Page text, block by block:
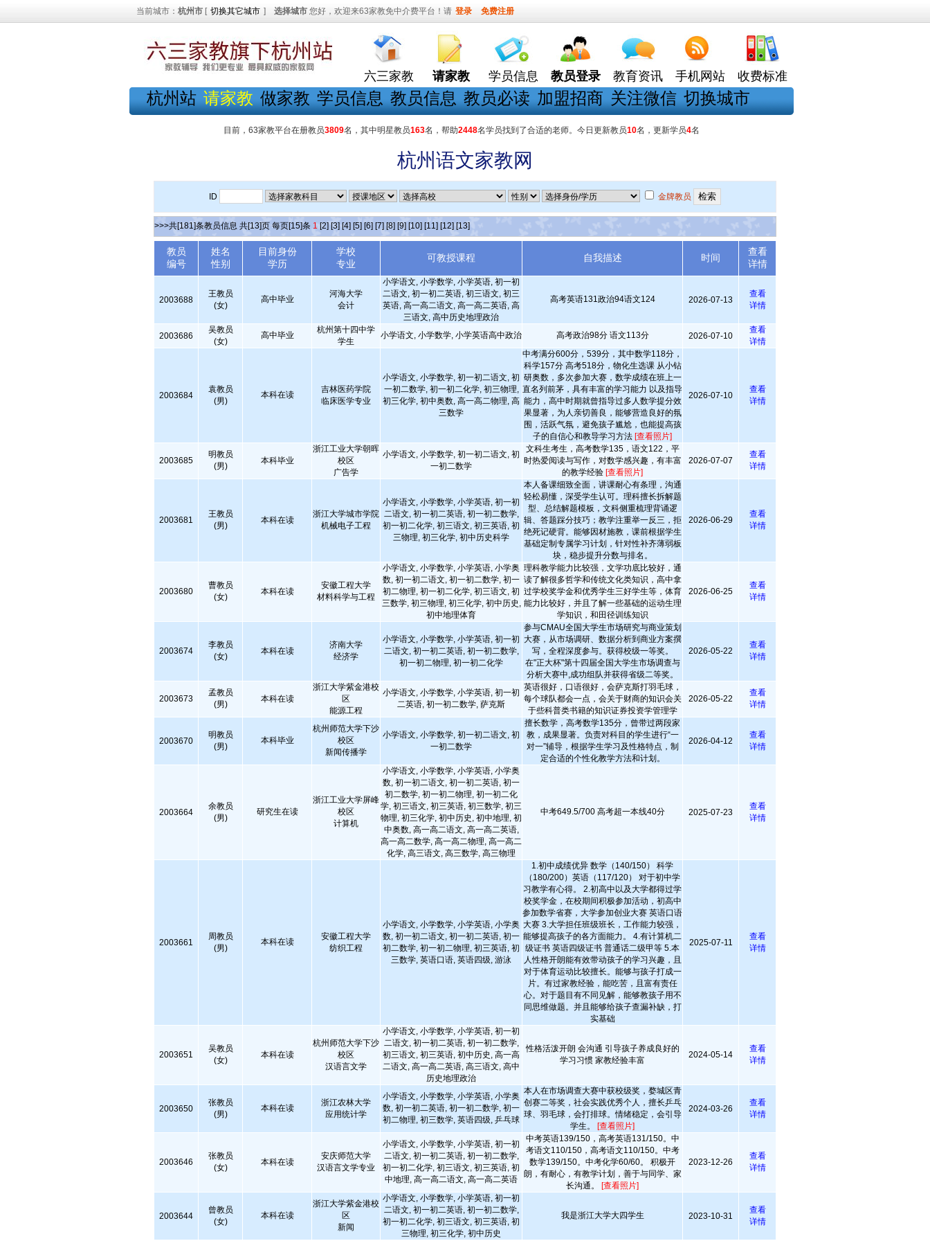
当前城市： 杭州市 [ 切换其它城市 ] 选择城市 您好，欢迎来63家教免中介费平台！请 登录 免费注册
六三家教 请家教 学员信息 教员登录 教育资讯 手机网站 收费标准
杭州站 请家教 做家教 学员信息 教员信息 教员必读 加盟招商 关注微信 切换城市
目前，63家教平台在册教员3809名，其中明星教员163名，帮助2448名学员找到了合适的老师。今日更新教员10名，更新学员4名
杭州语文家教网
ID 金牌教员
>>>共[181]条教员信息 共[13]页 每页[15]条 1 [2] [3] [4] [5] [6] [7] [8] [9] [10] [11] [12] [13]
教员
编号
姓名
性别
目前身份
学历
学校
专业
可教授课程 自我描述 时间
查看
详情
2003688
王教员
(女)
高中毕业
河海大学
会计
小学语文, 小学数学, 小学英语, 初一初
二语文, 初一初二英语, 初三语文, 初三
英语, 高一高二语文, 高一高二英语, 高
三语文, 高中历史地理政治
高考英语131政治94语文124 2026-07-13
查看
详情
2003686
吴教员
(女)
高中毕业
杭州第十四中学
学生
小学语文, 小学数学, 小学英语高中政治 高考政治98分 语文113分 2026-07-10
查看
详情
2003684
袁教员
(男)
本科在读
吉林医药学院
临床医学专业
小学语文, 小学数学, 初一初二语文, 初
一初二数学, 初一初二化学, 初三物理,
初三化学, 初中奥数, 高一高二物理, 高
三数学
中考满分600分，539分，其中数学118分，
科学157分 高考518分，物化生选课 从小钻
研奥数，多次参加大赛，数学成绩在班上一
直名列前茅，具有丰富的学习能力 以及指导
能力，高中时期就曾指导过多人数学提分效
果显著，为人亲切善良，能够营造良好的氛
围，活跃气氛，避免孩子尴尬，也能提高孩
子的自信心和教导学习方法 [查看照片]
2026-07-10
查看
详情
2003685
明教员
(男)
本科毕业
浙江工业大学朝晖
校区
广告学
小学语文, 小学数学, 初一初二语文, 初
一初二数学
文科生考生，高考数学135，语文122，平
时热爱阅读与写作，对数学感兴趣，有丰富
的教学经验 [查看照片]
2026-07-07
查看
详情
2003681
王教员
(男)
本科在读
浙江大学城市学院
机械电子工程
小学语文, 小学数学, 小学英语, 初一初
二语文, 初一初二英语, 初一初二数学,
初一初二化学, 初三语文, 初三英语, 初
三物理, 初三化学, 初中历史科学
本人备课细致全面，讲课耐心有条理，沟通
轻松易懂，深受学生认可。理科擅长拆解题
型、总结解题模板，文科侧重梳理背诵逻
辑、答题踩分技巧；教学注重举一反三，拒
绝死记硬背。能够因材施教，课前根据学生
基础定制专属学习计划，针对性补齐薄弱板
块，稳步提升分数与排名。
2026-06-29
查看
详情
2003680
曹教员
(女)
本科在读
安徽工程大学
材料科学与工程
小学语文, 小学数学, 小学英语, 小学奥
数, 初一初二语文, 初一初二数学, 初一
初二物理, 初一初二化学, 初三语文, 初
三数学, 初三物理, 初三化学, 初中历史,
初中地理体育
理科教学能力比较强，文学功底比较好，通
读了解很多哲学和传统文化类知识，高中拿
过学校奖学金和优秀学生三好学生等，体育
能力比较好，并且了解一些基础的运动生理
学知识，和田径训练知识
2026-06-25
查看
详情
2003674
李教员
(女)
本科在读
济南大学
经济学
小学语文, 小学数学, 小学英语, 初一初
二语文, 初一初二英语, 初一初二数学,
初一初二物理, 初一初二化学
参与CMAU全国大学生市场研究与商业策划
大赛，从市场调研、数据分析到商业方案撰
写，全程深度参与。获得校级一等奖。
在"正大杯"第十四届全国大学生市场调查与
分析大赛中,成功组队并获得省级二等奖。
2026-05-22
查看
详情
2003673
孟教员
(男)
本科在读
浙江大学紫金港校
区
能源工程
小学语文, 小学数学, 小学英语, 初一初
二英语, 初一初二数学, 萨克斯
英语很好，口语很好，会萨克斯打羽毛球，
每个球队都会一点，会关于财商的知识会关
于些科普类书籍的知识证券投资学管理学
2026-05-22
查看
详情
2003670
明教员
(男)
本科毕业
杭州师范大学下沙
校区
新闻传播学
小学语文, 小学数学, 初一初二语文, 初
一初二数学
擅长数学，高考数学135分，曾带过两段家
教，成果显著。负责对科目的学生进行“一
对一”辅导，根据学生学习及性格特点，制
定合适的个性化教学方法和计划。
2026-04-12
查看
详情
2003664
余教员
(男)
研究生在读
浙江工业大学屏峰
校区
计算机
小学语文, 小学数学, 小学英语, 小学奥
数, 初一初二语文, 初一初二英语, 初一
初二数学, 初一初二物理, 初一初二化
学, 初三语文, 初三英语, 初三数学, 初三
物理, 初三化学, 初中历史, 初中地理, 初
中奥数, 高一高二语文, 高一高二英语,
高一高二数学, 高一高二物理, 高一高二
化学, 高三语文, 高三数学, 高三物理
中考649.5/700 高考超一本线40分 2025-07-23
查看
详情
2003661
周教员
(男)
本科在读
安徽工程大学
纺织工程
小学语文, 小学数学, 小学英语, 小学奥
数, 初一初二语文, 初一初二英语, 初一
初二数学, 初一初二物理, 初三英语, 初
三数学, 英语口语, 英语四级, 游泳
1.初中成绩优异 数学（140/150） 科学
（180/200）英语（117/120） 对于初中学
习教学有心得。 2.初高中以及大学都得过学
校奖学金，在校期间积极参加活动，初高中
参加数学省赛，大学参加创业大赛 英语口语
大赛 3.大学担任班级班长，工作能力较强，
能够提高孩子的各方面能力。 4.有计算机二
级证书 英语四级证书 普通话二级甲等 5.本
人性格开朗能有效带动孩子的学习兴趣，且
对于体育运动比较擅长。能够与孩子打成一
片。有过家教经验，能吃苦，且富有责任
心。对于题目有不同见解，能够教孩子用不
同思维做题。并且能够给孩子查漏补缺，打
实基础
2025-07-11
查看
详情
2003651
吴教员
(女)
本科在读
杭州师范大学下沙
校区
汉语言文学
小学语文, 小学数学, 小学英语, 初一初
二语文, 初一初二英语, 初一初二数学,
初三语文, 初三英语, 初中历史, 高一高
二语文, 高一高二英语, 高三语文, 高中
历史地理政治
性格活泼开朗 会沟通 引导孩子养成良好的
学习习惯 家教经验丰富
2024-05-14
查看
详情
2003650
张教员
(男)
本科在读
浙江农林大学
应用统计学
小学语文, 小学数学, 小学英语, 小学奥
数, 初一初二英语, 初一初二数学, 初一
初二物理, 初三数学, 英语四级, 乒乓球
本人在市场调查大赛中获校级奖，婺城区青
创赛二等奖，社会实践优秀个人，擅长乒乓
球、羽毛球，会打排球。情绪稳定，会引导
学生。 [查看照片]
2024-03-26
查看
详情
2003646
张教员
(女)
本科在读
安庆师范大学
汉语言文学专业
小学语文, 小学数学, 小学英语, 初一初
二语文, 初一初二英语, 初一初二数学,
初一初二化学, 初三语文, 初三英语, 初
中地理, 高一高二语文, 高一高二英语
中考英语139/150，高考英语131/150。中
考语文110/150，高考语文110/150。中考
数学139/150。中考化学60/60。 积极开
朗，有耐心，有教学计划，善于与同学、家
长沟通。 [查看照片]
2023-12-26
查看
详情
2003644
曾教员
(女)
本科在读
浙江大学紫金港校
区
新闻
小学语文, 小学数学, 小学英语, 初一初
二语文, 初一初二英语, 初一初二数学,
初一初二化学, 初三语文, 初三英语, 初
三物理, 初三化学, 初中历史
我是浙江大学大四学生 2023-10-31
查看
详情